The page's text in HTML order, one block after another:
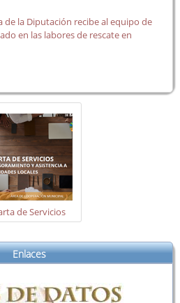
de la Diputación recibe al equipo de
en las labores de rescate en
de Servicios
Enlaces